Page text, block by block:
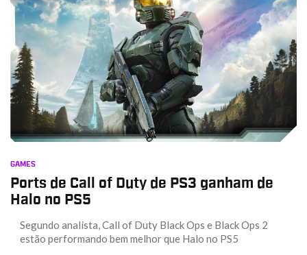
GAMES
Ports de Call of Duty de PS3 ganham de
Halo no PS5
Segundo analista, Call of Duty Black Ops e Black Ops 2
estão performando bem melhor que Halo no PS5